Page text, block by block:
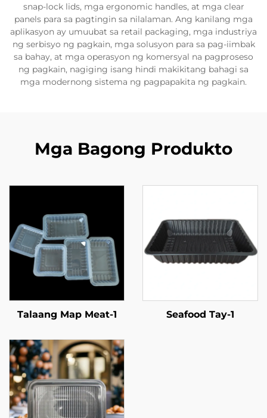
snap-lock lids, mga ergonomic handles, at mga clear
panels para sa pagtingin sa nilalaman. Ang kanilang mga
aplikasyon ay umuubat sa retail packaging, mga industriya
ng serbisyo ng pagkain, mga solusyon para sa pag-iimbak
sa bahay, at mga operasyon ng komersyal na pagproseso
ng pagkain, nagiging isang hindi makikitang bahagi sa
mga modernong sistema ng pagpapakita ng pagkain.
Mga Bagong Produkto
Talaang Map Meat-1 Seafood Tay-1